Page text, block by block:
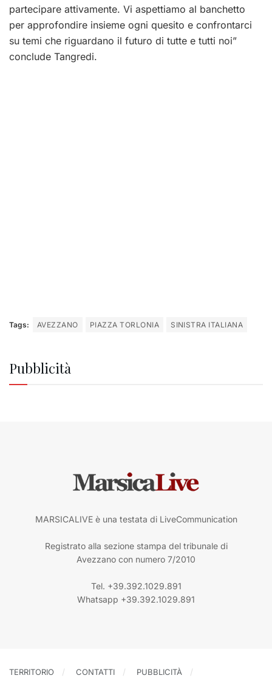
partecipare attivamente. Vi aspettiamo al banchetto
per approfondire insieme ogni quesito e confrontarci
su temi che riguardano il futuro di tutte e tutti noi”
conclude Tangredi.
Tags: AVEZZANO PIAZZA TORLONIA SINISTRA ITALIANA
Pubblicità
MARSICALIVE è una testata di LiveCommunication
Registrato alla sezione stampa del tribunale di
Avezzano con numero 7/2010
Tel. +39.392.1029.891
Whatsapp +39.392.1029.891
TERRITORIO CONTATTI
PUBBLICITÀ